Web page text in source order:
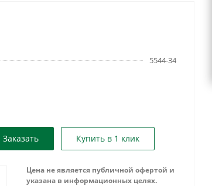
5544-34
Заказать Купить в 1 клик
Цена не является публичной офертой и
указана в информационных целях.